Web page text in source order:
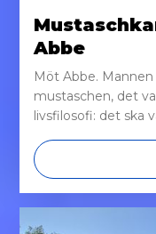
Abbe
Möt Abbe.
mustaschen, det
livsfilosofi: det ska